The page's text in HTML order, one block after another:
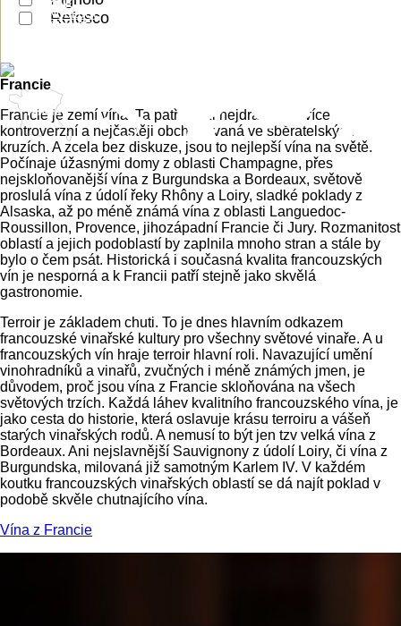
Refosco
Francie
RHÔNE
LANGUEDOC
PROVANCE
Montagne de Reims
převahou křídových půd. Převládá zde odrůda Pinot Noir.
Pochází odsud většina prestižních domů a skvělá
dlouhověká šampaňská.
Valée de la Marne- údolí řeky Marny s převážně jílovito-
vápenitými půdami. Dominantní odrůdou je Pinot
Meunier. Šampaňská mají ovocné aroma i chuť a jsou
jemná.
Côte des Blancs a Côte des Sézanne - v této části
dominuje bílá odrůda Chardonnay. Křídové půdy
podtrhují její eleganci a šampaňská odtud mají velký
potenciál a jsou velmi květinová a ovocná.
Côte des Bar
tato část patřila k Burgundsku. Šampaňská jsou
komplexní a aromatická. S 866 hektary, 3 AOC a 288
vinaři se jedná o největší terroir šampaňského.
Mourvèdre Cinsault Piquepoul
Mauzac Bourboulenc Marsanne Roussanne
Coteaux Varois en Provence
PIEDMONT
ALTO ADIGE
PUGLIA
Nero d´Avola
Marsala
MOSELA
Česko
Nový
Zéland
Francie
Francie je zemí vína. Ta patří mezi nejdražší, nejvíce
kontroverzní a nejčastěji obchodovaná ve sběratelských
kruzích. A zcela bez diskuze, jsou to nejlepší vína na světě.
Počínaje úžasnými domy z oblasti Champagne, přes
nejskloňovanější vína z Burgundska a Bordeaux, světově
proslulá vína z údolí řeky Rhôny a Loiry, sladké poklady z
Alsaska, až po méně známá vína z oblasti Languedoc-
Roussillon, Provence, jihozápadní Francie či Jury. Rozmanitost
oblastí a jejich podoblastí by zaplnila mnoho stran a stále by
bylo o čem psát. Historická i současná kvalita francouzských
vín je nesporná a k Francii patří stejně jako skvělá
gastronomie.
Terroir je základem chuti. To je dnes hlavním odkazem
francouzské vinařské kultury pro všechny světové vinaře. A u
francouzských vín hraje terroir hlavní roli. Navazující umění
vinohradníků a vinařů, zvučných i méně známých jmen, je
důvodem, proč jsou vína z Francie skloňována na všech
světových trzích. Každá láhev kvalitního francouzského vína, je
jako cesta do historie, která oslavuje krásu terroiru a vášeň
starých vinařských rodů. A nemusí to být jen tzv velká vína z
Bordeaux. Ani nejslavnější Sauvignony z údolí Loiry, či vína z
Burgundska, milovaná již samotným Karlem IV. V každém
koutku francouzských vinařských oblastí se dá najít poklad v
podobě skvěle chutnajícího vína.
Vína z Francie